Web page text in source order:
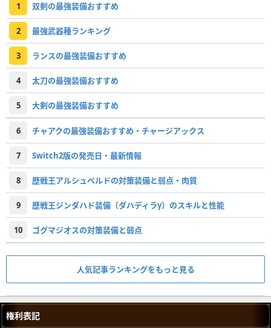
1 双剣の最強装備おすすめ
2 最強武器種ランキング
3 ランスの最強装備おすすめ
4 太刀の最強装備おすすめ
5 大剣の最強装備おすすめ
6 チャアクの最強装備おすすめ・チャージアックス
7 Switch2版の発売日・最新情報
8 歴戦王アルシュベルドの対策装備と弱点・肉質
9 歴戦王ジンダハド装備（ダハディラγ）のスキルと性能
10 ゴグマジオスの対策装備と弱点
人気記事ランキングをもっと見る
権利表記